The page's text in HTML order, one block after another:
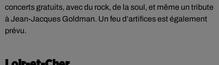
concerts gratuits, avec du rock, de la soul, et même un tribute
à Jean-Jacques Goldman. Un feu d’artifices est également
prévu.